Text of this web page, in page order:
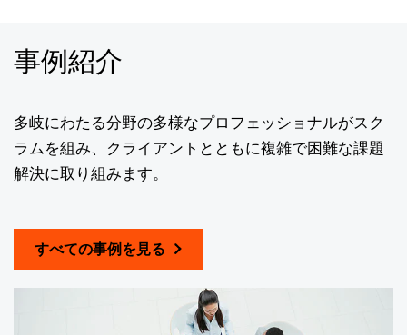
事例紹介
多岐にわたる分野の多様なプロフェッショナルがスク
ラムを組み、クライアントとともに複雑で困難な課題
解決に取り組みます。
すべての事例を見る